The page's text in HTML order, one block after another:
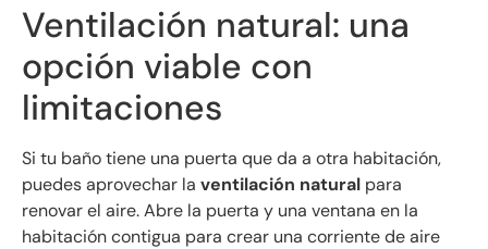
Ventilación natural: una
opción viable con
limitaciones
Si tu baño tiene una puerta que da a otra habitación,
puedes aprovechar la ventilación natural para
renovar el aire. Abre la puerta y una ventana en la
habitación contigua para crear una corriente de aire